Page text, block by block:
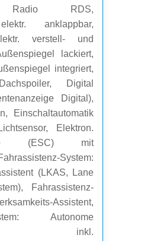
Radio RDS,
anklappbar,
verstell- und
lackiert,
integriert,
Digital
Digital),
Einschaltautomatik
Elektron.
(ESC) mit
System:
(LKAS, Lane
Fahrassistenz-
Assistent,
Autonome
inkl.